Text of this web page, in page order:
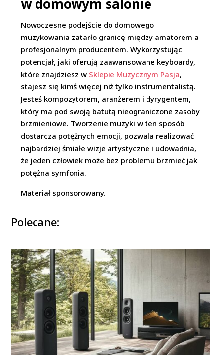
w domowym salonie
Nowoczesne podejście do domowego
muzykowania zatarło granicę między amatorem a
profesjonalnym producentem. Wykorzystując
potencjał, jaki oferują zaawansowane keyboardy,
które znajdziesz w Sklepie Muzycznym Pasja,
stajesz się kimś więcej niż tylko instrumentalistą.
Jesteś kompozytorem, aranżerem i dyrygentem,
który ma pod swoją batutą nieograniczone zasoby
brzmieniowe. Tworzenie muzyki w ten sposób
dostarcza potężnych emocji, pozwala realizować
najbardziej śmiałe wizje artystyczne i udowadnia,
że jeden człowiek może bez problemu brzmieć jak
potężna symfonia.
Materiał sponsorowany.
Polecane: